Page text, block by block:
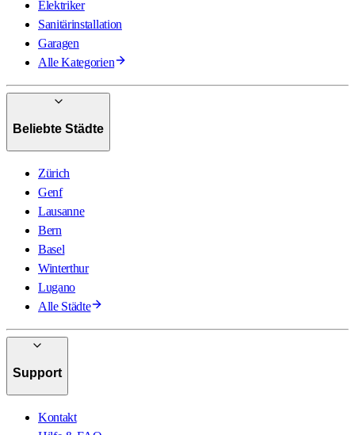
Elektriker
Sanitärinstallation
Garagen
Alle Kategorien
Beliebte Städte
Zürich
Genf
Lausanne
Bern
Basel
Winterthur
Lugano
Alle Städte
Support
Kontakt